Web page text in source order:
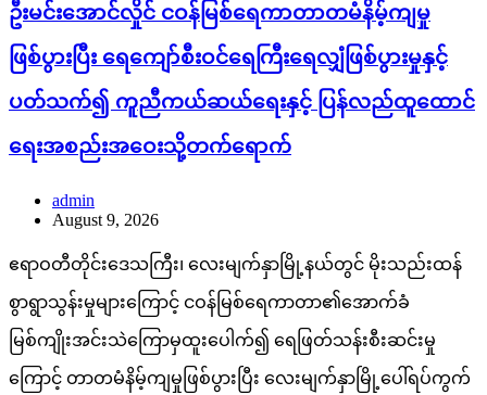
ဦးမင်းအောင်လှိုင် ငဝန်မြစ်ရေကာတာတမံနိမ့်ကျမှု
ဖြစ်ပွားပြီး ရေကျော်စီးဝင်ရေကြီးရေလျှံဖြစ်ပွားမှုနှင့်
ပတ်သက်၍ ကူညီကယ်ဆယ်ရေးနှင့် ပြန်လည်ထူထောင်
ရေးအစည်းအဝေးသို့တက်ရောက်
admin
August 9, 2026
ဧရာဝတီတိုင်းဒေသကြီး၊ လေးမျက်နှာမြို့နယ်တွင် မိုးသည်းထန်
စွာရွာသွန်းမှုများကြောင့် ငဝန်မြစ်ရေကာတာ၏အောက်ခံ
မြစ်ကျိုးအင်းသဲကြောမှထူးပေါက်၍ ရေဖြတ်သန်းစီးဆင်းမှု
ကြောင့် တာတမံနိမ့်ကျမှုဖြစ်ပွားပြီး လေးမျက်နှာမြို့ပေါ်ရပ်ကွက်